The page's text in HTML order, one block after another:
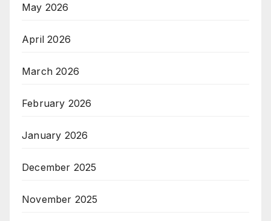
May 2026
April 2026
March 2026
February 2026
January 2026
December 2025
November 2025